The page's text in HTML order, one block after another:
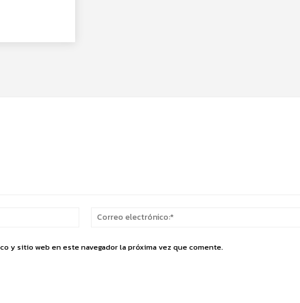
Nombre:*
y sitio web en este navegador la próxima vez que comente.